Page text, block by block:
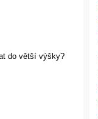
do větší výšky?